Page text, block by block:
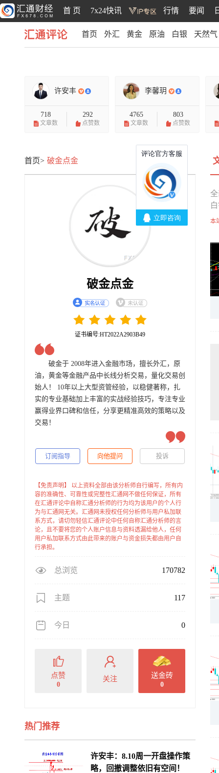
首 页 7x24快讯 行情 要闻
首页 外汇 黄金 原油 白银 天然气
许安丰
718
文章数
292
点赞数
李馨玥
4765
文章数
803
点赞数
首页> 破金点金
破金点金
证书编号:HT2022A2903B49
破金于 2008年进入金融市场，擅长外汇，原
油，黄金等金融产品中长线分析交易，量化交易创
始人！ 10年以上大型资管经验，以稳健著称，扎
实的专业基础加上丰富的实战经验技巧，专注专业
赢得业界口碑和信任，分享更精准高效的策略以及
交易！
订阅指导 向他提问 投诉
【免责声明】 以上资料全部由该分析师自行编写，所有内
容的准确性、可靠性或完整性汇通网不做任何保证，所有
在汇通评论中自称汇通分析师的行为均为该用户的个人行
为与汇通网无关。汇通网未授权任何分析师与用户私加联
系方式，请切勿轻信汇通评论中任何自称汇通分析师的言
论，且不要将您的个人账户信息与资料透漏给他人，任何
用户私加联系方式由此带来的账户与资金损失都由用户自
行承担。
总浏览 170782
主题 117
今日 0
点赞
0
关注 送金砖
0
热门推荐
许安丰：8.10周一开盘操作策
略，回撤调整依旧有空间！
本